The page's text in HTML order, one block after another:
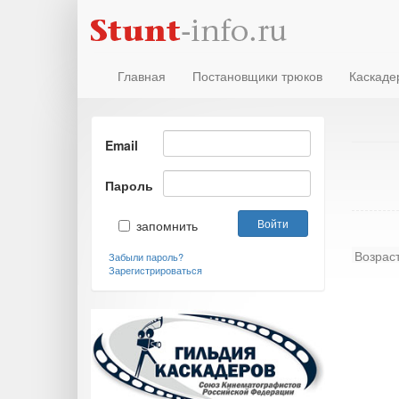
Главная Постановщики трюков
Email
Пароль
запомнить
Забыли пароль?
Зарегистрироваться